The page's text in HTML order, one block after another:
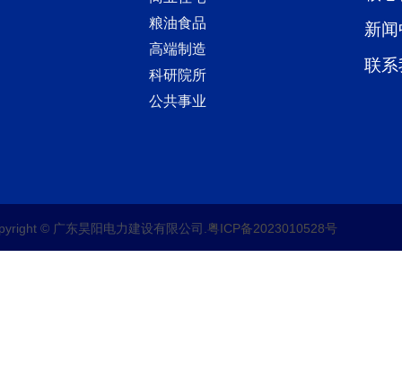
粮油食品
高端制造
科研院所
公共事业
新
联
© 广东昊阳电力建设有限公司. 粤ICP备2023010528号